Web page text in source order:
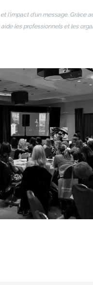
l'impact d'un message. Grâce
les professionnels et les